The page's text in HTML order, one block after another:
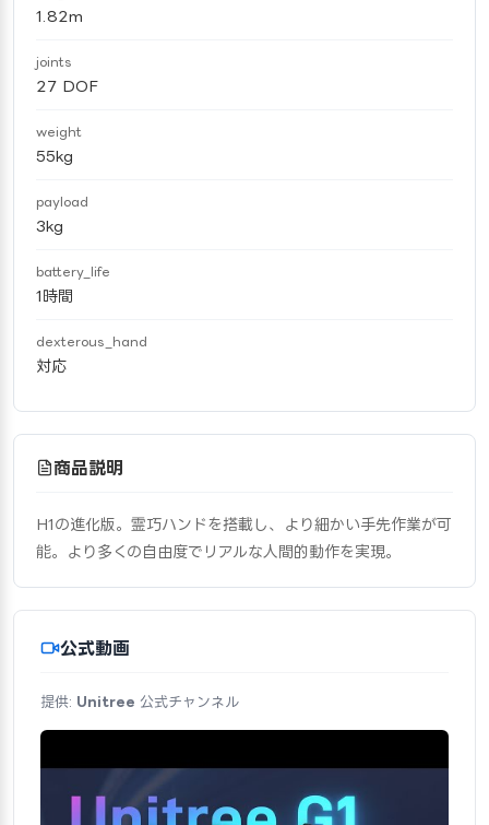
1.82m
joints
27 DOF
weight
55kg
payload
3kg
battery_life
1時間
dexterous_hand
対応
商品説明
H1の進化版。霊巧ハンドを搭載し、より細かい手先作業が可
能。より多くの自由度でリアルな人間的動作を実現。
公式動画
提供: Unitree 公式チャンネル